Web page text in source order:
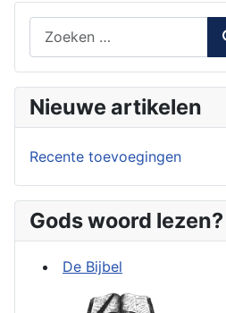
Nieuwe artikelen
Recente toevoegingen
Gods woord lezen?
De Bijbel